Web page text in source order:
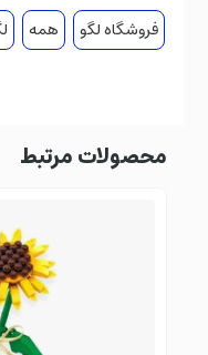
پیشنهادات نوواتویز
بهترین سرگرمی برای کودک
فروشگاه لگو
همه
محصولات مرتبط